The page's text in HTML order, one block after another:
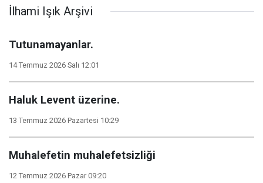
İlhami Işık Arşivi
Tutunamayanlar.
14 Temmuz 2026 Salı 12:01
Haluk Levent üzerine.
13 Temmuz 2026 Pazartesi 10:29
Muhalefetin muhalefetsizliği
12 Temmuz 2026 Pazar 09:20